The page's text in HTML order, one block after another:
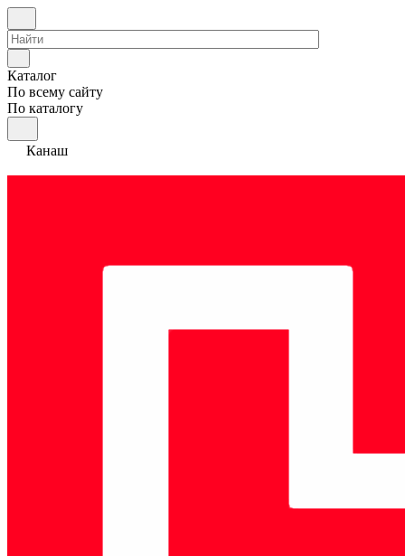
Каталог
По всему сайту
По каталогу
Канаш